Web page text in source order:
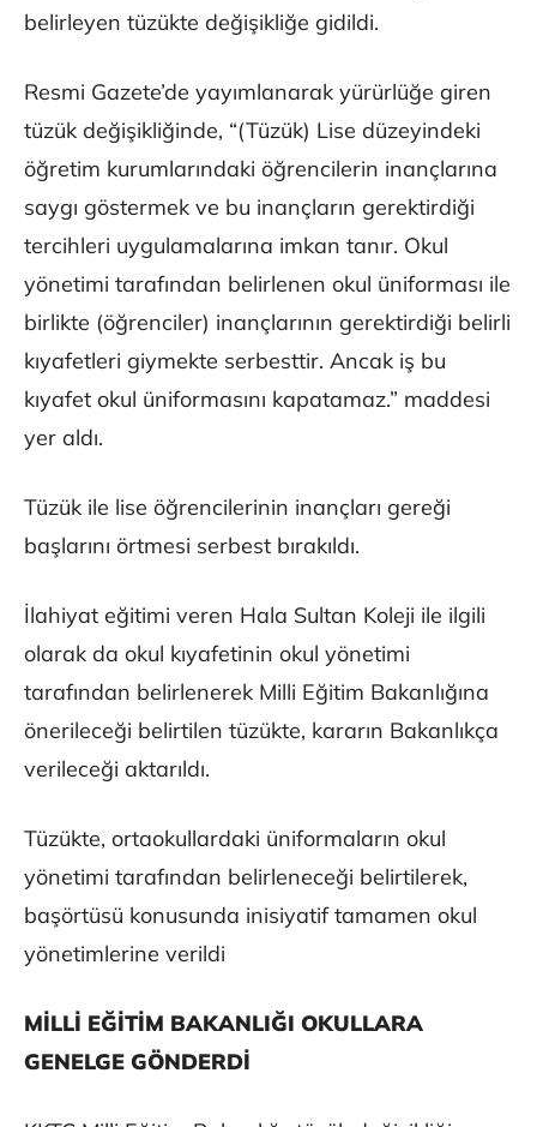
belirleyen tüzükte değişikliğe gidildi.
Resmi Gazete’de yayımlanarak yürürlüğe giren
tüzük değişikliğinde, “(Tüzük) Lise düzeyindeki
öğretim kurumlarındaki öğrencilerin inançlarına
saygı göstermek ve bu inançların gerektirdiği
tercihleri uygulamalarına imkan tanır. Okul
yönetimi tarafından belirlenen okul üniforması ile
birlikte (öğrenciler) inançlarının gerektirdiği belirli
kıyafetleri giymekte serbesttir. Ancak iş bu
kıyafet okul üniformasını kapatamaz.” maddesi
yer aldı.
Tüzük ile lise öğrencilerinin inançları gereği
başlarını örtmesi serbest bırakıldı.
İlahiyat eğitimi veren Hala Sultan Koleji ile ilgili
olarak da okul kıyafetinin okul yönetimi
tarafından belirlenerek Milli Eğitim Bakanlığına
önerileceği belirtilen tüzükte, kararın Bakanlıkça
verileceği aktarıldı.
Tüzükte, ortaokullardaki üniformaların okul
yönetimi tarafından belirleneceği belirtilerek,
başörtüsü konusunda inisiyatif tamamen okul
yönetimlerine verildi
MİLLİ EĞİTİM BAKANLIĞI OKULLARA
GENELGE GÖNDERDİ